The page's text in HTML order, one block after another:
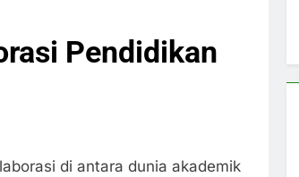
Pendidikan
di antara dunia akademik